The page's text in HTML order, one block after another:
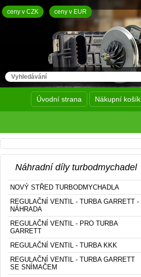
ceny v CZK ceny v EUR
Úvodní strana Nákupní košík
Náhradní díly turbodmychadel
NOVÝ STŘED TURBODMYCHADLA
REGULAČNÍ VENTIL - TURBA GARRETT -
NÁHRADA
REGULAČNÍ VENTIL - PRO TURBA
GARRETT
REGULAČNÍ VENTIL - TURBA KKK
REGULAČNÍ VENTIL - TURBA GARRETT
SE SNÍMAČEM